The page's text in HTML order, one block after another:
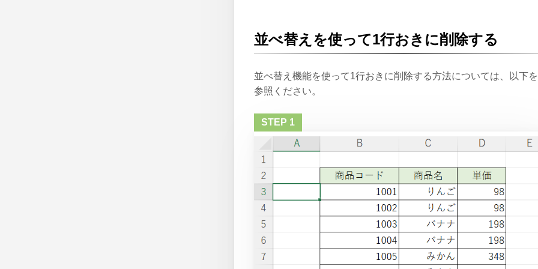
並べ替えを使って1行おきに削除する
並べ替え機能を使って1行おきに削除する方法については、以下
参照ください。